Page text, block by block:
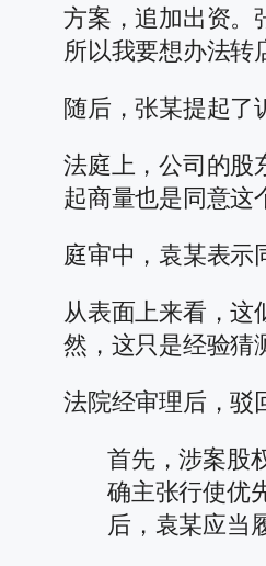
方案，追加出资。
所以我要想办法转
随后，张某提起了
法庭上，公司的股
起商量也是同意这
庭审中，袁某表示
从表面上来看，这
然，这只是经验猜
法院经审理后，驳
首先，涉案股
确主张行使优
后，袁某应当